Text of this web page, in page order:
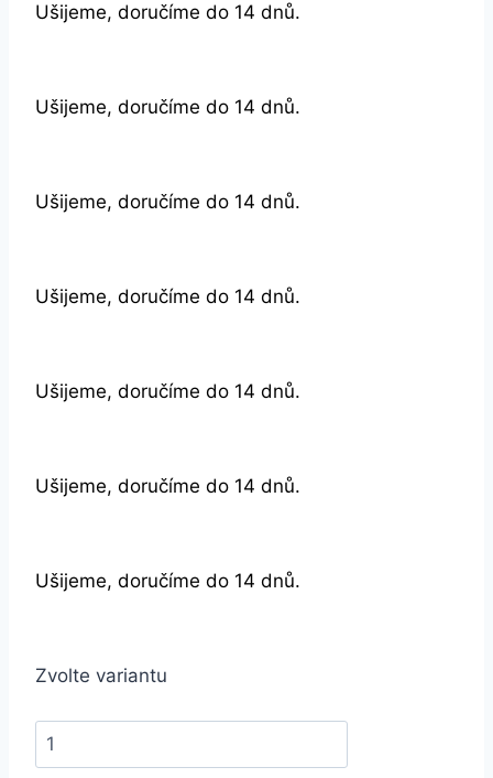
Ušijeme, doručíme do 14 dnů.
Ušijeme, doručíme do 14 dnů.
Ušijeme, doručíme do 14 dnů.
Ušijeme, doručíme do 14 dnů.
Ušijeme, doručíme do 14 dnů.
Ušijeme, doručíme do 14 dnů.
Ušijeme, doručíme do 14 dnů.
Zvolte variantu